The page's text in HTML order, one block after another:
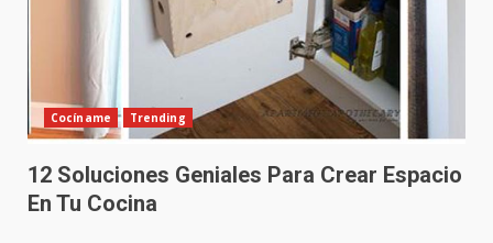
Cocíname Trending
12 Soluciones Geniales Para Crear Espacio
En Tu Cocina